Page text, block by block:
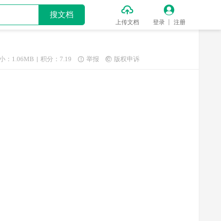
搜文档 
上传文档

登录 注册
：1.06MB 积分：7.19  举报  版权申诉